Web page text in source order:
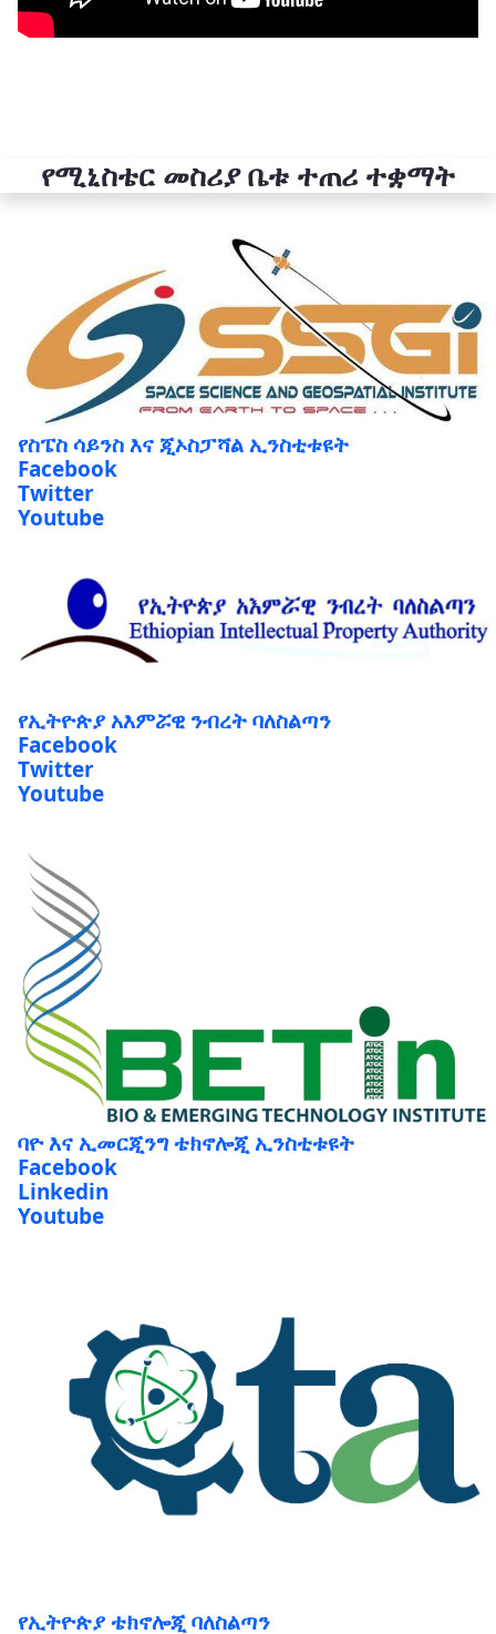
የሚኒስቴር መስሪያ ቤቱ ተጠሪ ተቋማት
የስፔስ ሳይንስ እና ጂኦስፓሻል ኢንስቲቱዩት
Facebook
Twitter
Youtube
የኢትዮጵያ አእምሯዊ ንብረት ባለስልጣን
Facebook
Twitter
Youtube
ባዮ እና ኢመርጂንግ ቴክኖሎጂ ኢንስቲቱዩት
Facebook
Linkedin
Youtube
የኢትዮጵያ ቴክኖሎጂ ባለስልጣን